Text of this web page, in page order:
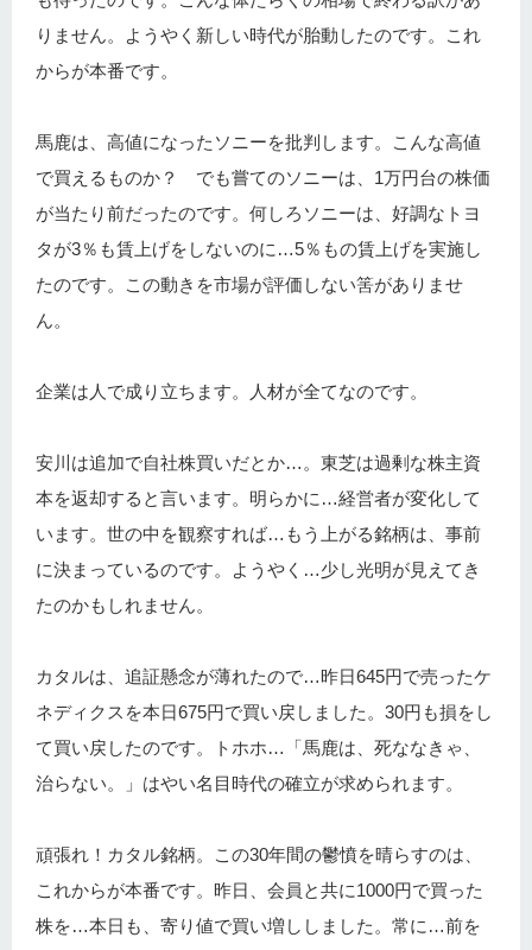
りません。ようやく新しい時代が胎動したのです。これ
からが本番です。
馬鹿は、高値になったソニーを批判します。こんな高値
で買えるものか？ でも嘗てのソニーは、1万円台の株価
が当たり前だったのです。何しろソニーは、好調なトヨ
タが3％も賃上げをしないのに…5％もの賃上げを実施し
たのです。この動きを市場が評価しない筈がありませ
ん。
企業は人で成り立ちます。人材が全てなのです。
安川は追加で自社株買いだとか…。東芝は過剰な株主資
本を返却すると言います。明らかに…経営者が変化して
います。世の中を観察すれば…もう上がる銘柄は、事前
に決まっているのです。ようやく…少し光明が見えてき
たのかもしれません。
カタルは、追証懸念が薄れたので…昨日645円で売ったケ
ネディクスを本日675円で買い戻しました。30円も損をし
て買い戻したのです。トホホ…「馬鹿は、死ななきゃ、
治らない。」はやい名目時代の確立が求められます。
頑張れ！カタル銘柄。この30年間の鬱憤を晴らすのは、
これからが本番です。昨日、会員と共に1000円で買った
株を…本日も、寄り値で買い増ししました。常に…前を